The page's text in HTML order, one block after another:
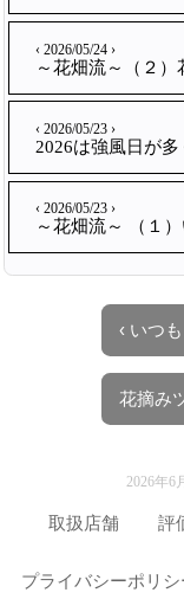
‹ 2026/05/24 ›
～花畑流～（２
‹ 2026/05/23 ›
2026は強風日が
‹ 2026/05/23 ›
～花畑流～ （１
‹ いつ
花摘み
2026年6
取扱店舗 評
プライバシーポリシ